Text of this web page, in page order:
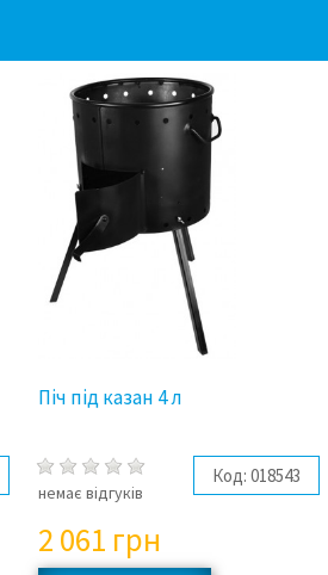
Піч під казан 4 л
немає відгуків
Код: 018543
2 061 грн